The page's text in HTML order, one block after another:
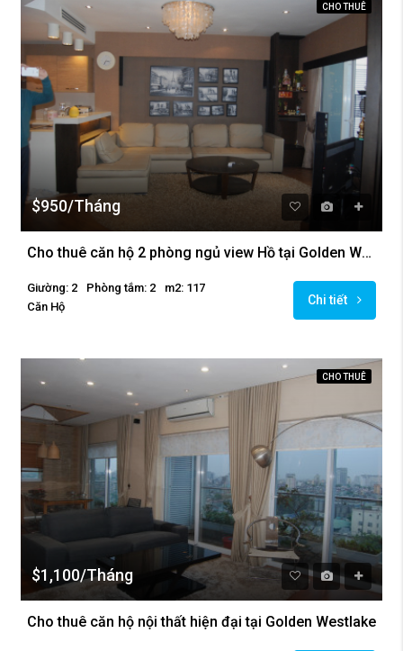
CHO THUÊ
$950/Tháng
Cho thuê căn hộ 2 phòng ngủ view Hồ tại Golden Westlake
Giường: 2 Phòng tắm: 2
m2: 117
Căn Hộ
Chi tiết
CHO THUÊ
$1,100/Tháng
Cho thuê căn hộ nội thất hiện đại tại Golden Westlake